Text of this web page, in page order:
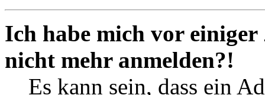
Ich habe mich vor
nicht mehr anmelden?!
Es kann sein, dass ein